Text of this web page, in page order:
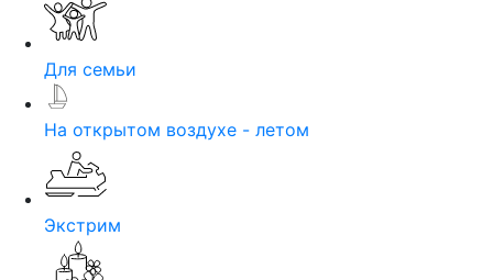
Для семьи
На открытом воздухе - летом
Экстрим